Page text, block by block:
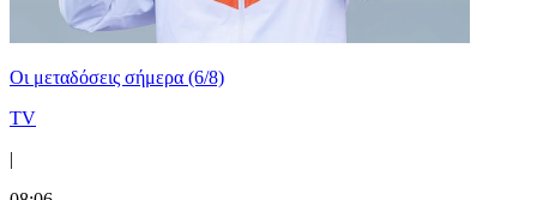
Οι μεταδόσεις σήμερα (6/8)
TV
|